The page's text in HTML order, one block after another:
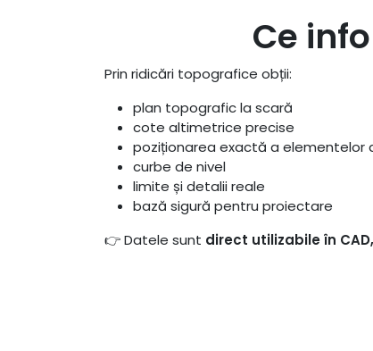
Ce
Prin ridicări topografice obții:
plan topografic la scară
cote altimetrice precise
poziționarea exactă a elementelor
curbe de nivel
limite și detalii reale
bază sigură pentru proiectare
👉 Datele sunt direct utilizabile în